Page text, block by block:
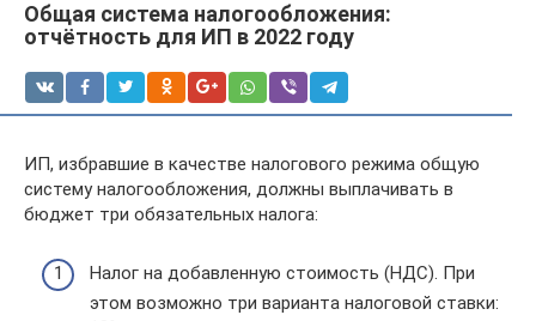
Общая система налогообложения:
отчётность для ИП в 2022 году
ИП, избравшие в качестве налогового режима общую
систему налогообложения, должны выплачивать в
бюджет три обязательных налога:
Налог на добавленную стоимость (НДС). При
этом возможно три варианта налоговой ставки: